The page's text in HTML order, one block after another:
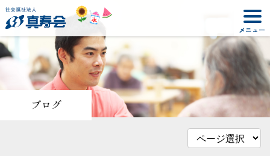
ブログ